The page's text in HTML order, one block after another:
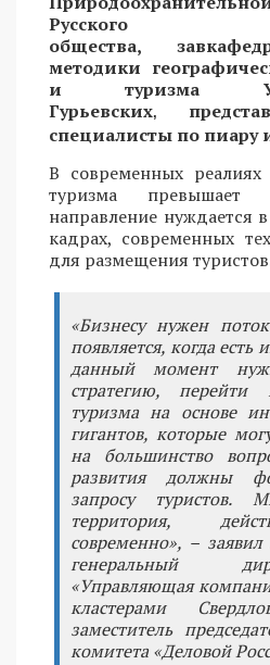
Русского
общества,
методики
и туризма
Гурьевских,
специалисты по пиару
В современных реалиях
туризма превышает
направление нуждается
кадрах, современных
для размещения
«Бизнесу нужен
появляется, когда есть
данный момент
стратегию,
туризма на основе
гигантов, которые
на большинство
развития должны
запросу туристов.
территория,
современно», –
генеральный
«Управляющая
кластерами
заместитель
комитета «Деловой